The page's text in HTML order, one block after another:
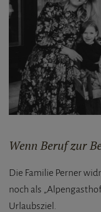
Wenn Beruf zur
Die Familie Perner
noch als
Urlaubsziel.